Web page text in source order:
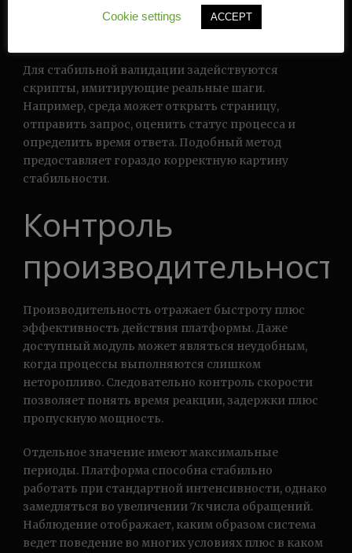
формально реагировать, при этом действовать
Для стабильной валидации задействуются
скрипты, имитирующие реальные шаги.
Например, среда может открыть страницу,
отправить запрос, оценить статус процесса и
определить время ответа. Подобный метод
предоставляет гораздо корректную картину
стабильности.
Контроль
Производительность отражает быстроту плюс
эффективность действия платформы. Даже
доступный модуль может являться неудобным,
когда процессы выполняются слишком
неторопливо. Следовательно контроль скорости
позволяет понять время реакции, задержки плюс
пропускную мощность.
Отдельное значение имеют максимальные
периоды. Платформа способна стабильно
работать при стандартной интенсивности, однако
замедляться во увеличении 7к числа обращений.
Наблюдение отображает, каким образом система
ведет поведение во многих условиях плюс в каком
Cookie settings ACCEPT